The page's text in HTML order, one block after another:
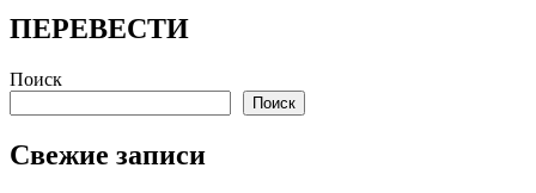
ПЕРЕВЕСТИ
Поиск
Поиск
Свежие записи